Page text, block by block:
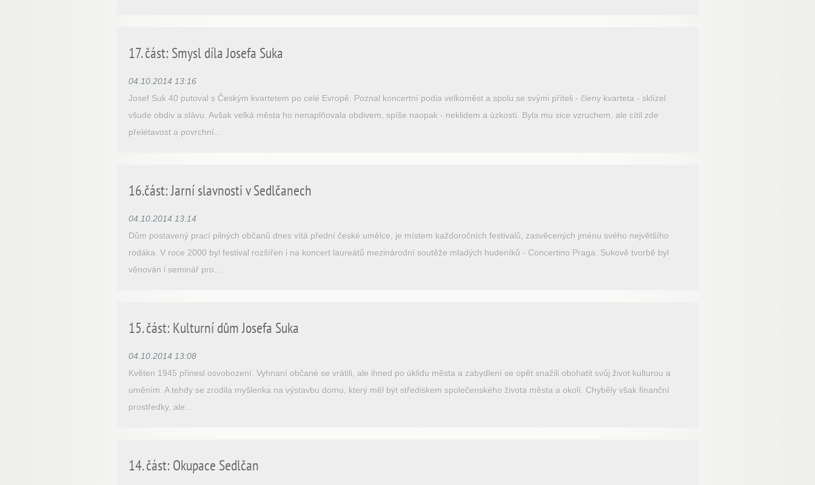
17. část: Smysl díla Josefa Suka
04.10.2014 13:16
Josef Suk 40 putoval s Českým kvartetem po celé Evropě. Poznal koncertní podia velkoměst a spolu se svými příteli - členy kvarteta - sklízel
všude obdiv a slávu. Avšak velká města ho nenaplňovala obdivem, spíše naopak - neklidem a úzkostí. Byla mu sice vzruchem, ale cítil zde
přelétavost a povrchní...
16.část: Jarní slavnosti v Sedlčanech
04.10.2014 13:14
Dům postavený prací pilných občanů dnes vítá přední české umělce, je místem každoročních festivalů, zasvěcených jménu svého největšího
rodáka. V roce 2000 byl festival rozšířen i na koncert laureátů mezinárodní soutěže mladých hudeníků - Concertino Praga. Sukově tvorbě byl
věnován i seminář pro...
15. část: Kulturní dům Josefa Suka
04.10.2014 13:08
Květen 1945 přinesl osvobození. Vyhnaní občané se vrátili, ale ihned po úklidu města a zabydlení se opět snažili obohatit svůj život kulturou a
uměním. A tehdy se zrodila myšlenka na výstavbu domu, který měl být střediskem společenského života města a okolí. Chyběly však finanční
prostředky, ale...
14. část: Okupace Sedlčan